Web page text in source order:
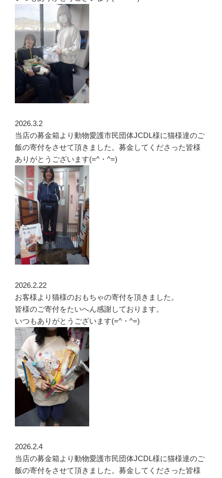
2026.3.2
当店の募金箱より動物愛護市民団体JCDL様に猫様達のご
飯の寄付をさせて頂きました。募金してくださった皆様
ありがとうございます(=^・^=)
2026.2.22
お客様より猫様のおもちゃの寄付を頂きました。
皆様のご寄付をたいへん感謝しております。
いつもありがとうございます(=^・^=)
2026.2.4
当店の募金箱より動物愛護市民団体JCDL様に猫様達のご
飯の寄付をさせて頂きました。募金してくださった皆様